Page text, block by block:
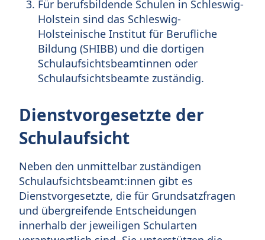
Für berufsbildende Schulen in Schleswig-
Holstein sind das Schleswig-
Holsteinische Institut für Berufliche
Bildung (SHIBB) und die dortigen
Schulaufsichtsbeamtinnen oder
Schulaufsichtsbeamte zuständig.
Dienstvorgesetzte der
Schulaufsicht
Neben den unmittelbar zuständigen
Schulaufsichtsbeamt:innen gibt es
Dienstvorgesetzte, die für Grundsatzfragen
und übergreifende Entscheidungen
innerhalb der jeweiligen Schularten